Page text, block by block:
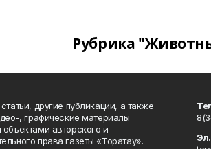
Рубрика
другие публикации, а также
, графические материалы
объектами авторского и
права газеты «Торатау».